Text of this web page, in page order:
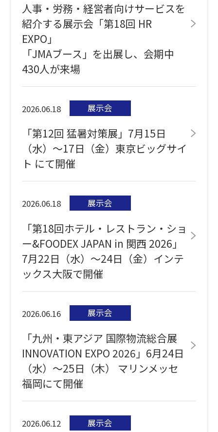
人事・労務・経営者向けサービスを
紹介する展示会「第18回 HR
EXPO」
「JMAブース」を出展し、会期中
430人が来場
2026.06.18 展示会
「第12回 猛暑対策展」7月15日
（水）～17日（金）東京ビッグサイ
ト にて開催
2026.06.18 展示会
「第18回ホテル・レストラン・ショ
ー&FOODEX JAPAN in 関西 2026」
7月22日（水）～24日（金）インテ
ックス大阪で開催
2026.06.16 展示会
「九州・東アジア 国際物流総合展
INNOVATION EXPO 2026」6月24日
（水）～25日（木） マリンメッセ
福岡にて開催
2026.06.12 展示会